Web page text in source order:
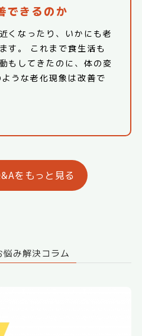
できるのか
くなったり、いかにも老
す。 これまで食生活も
もしてきたのに、体の変
うな老化現象は改善で
をもっと見る
悩み解決コラム